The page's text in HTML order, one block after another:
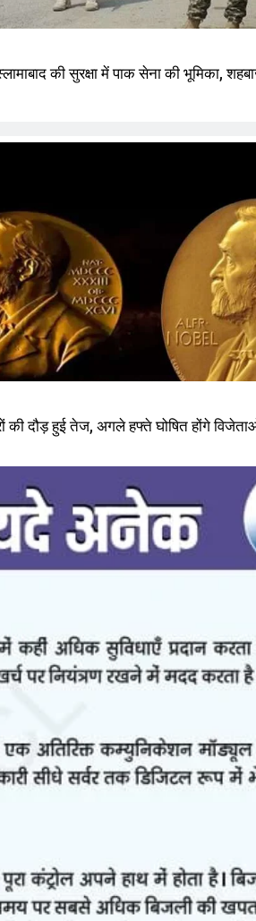
की सुरक्षा में पाक सेना की भूमिका,
की दौड़ हुई तेज, अगले हफ्ते घोषित होंगे